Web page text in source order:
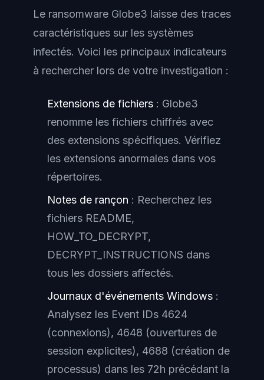
Le ransomware Globe3 laisse des traces
caractéristiques sur les systèmes
infectés. Voici les principaux indicateurs
à rechercher lors de votre investigation :
Extensions de fichiers : Globe3
renomme les fichiers chiffrés avec
des extensions spécifiques. Vérifiez
les extensions anormales dans vos
répertoires.
Notes de rançon : Recherchez les
fichiers README,
HOW_TO_DECRYPT,
DECRYPT_INSTRUCTIONS dans
tous les dossiers affectés.
Journaux d'événements Windows :
Analysez les Event IDs 4624
(connexions), 4648 (ouvertures de
session explicites), 4688 (création de
processus) dans les 72h précédant la